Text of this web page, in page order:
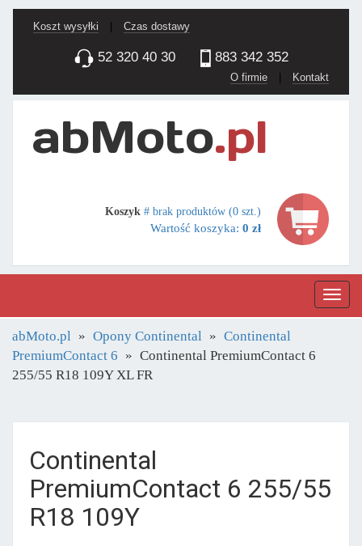
Koszt wysyłki Czas dostawy
52 320 40 30 883 342 352
O firmie | Kontakt
Koszyk # brak produktów (0 szt.)
Wartość koszyka: 0 zł
abMoto.pl Opony Continental
Continental
PremiumContact 6
Continental PremiumContact 6
255/55 R18 109Y XL FR
Continental
PremiumContact 6 255/55
R18 109Y